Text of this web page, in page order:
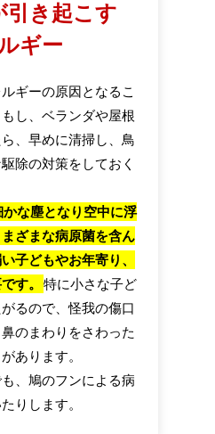
引き起こす
ギー
ギーの原因となるこ
し、ベランダや屋根
、早めに清掃し、鳥
除の対策をしておく
な塵となり空中に浮
ざまな病原菌を含ん
子どもやお年寄り、
す。
特に小さな子ど
るので、怪我の傷口
のまわりをさわった
あります。
、鳩のフンによる病
りします。